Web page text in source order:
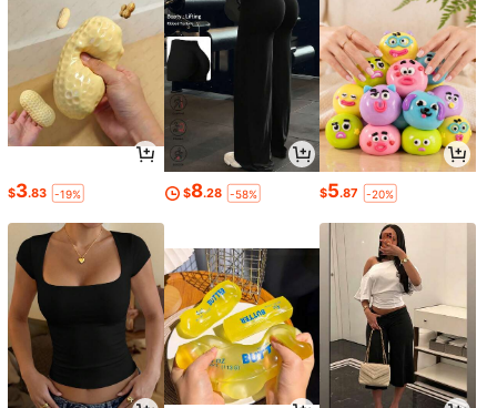
$3.83 -19% $8.28 -58% $5.87 -20%